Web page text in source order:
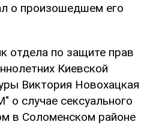
о произошедшем его
отдела по защите прав
Киевской
Виктория Новохацкая
о случае сексуального
в Соломенском районе